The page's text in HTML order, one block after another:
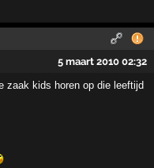
5 maart 2010 02:32
zaak kids horen op die leeftijd